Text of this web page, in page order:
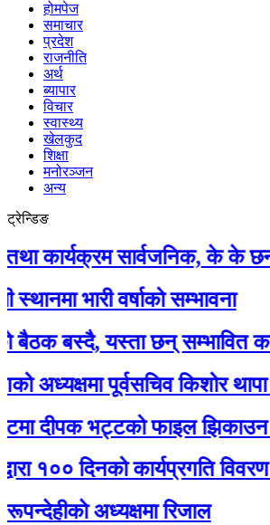
होमपेज
समाचार
प्रदेश
राजनीति
अर्थ
ब्यापार
विचार
स्वास्थ्य
खेलकुद
शिक्षा
मनोरञ्जन
अन्य
ट्रेन्डिङ
सार्वजनिक, के के छन्
भारी वर्षाको सम्भावना
बस्दै, यस्ता छन् सम्भावित कार्यसूची
पूर्वसचिव किशोर थापा
दीपक भट्टको फाइल झिकाउन आदेश
दिनको कार्यप्रगति विवरण
अध्यक्षमा रिजाल